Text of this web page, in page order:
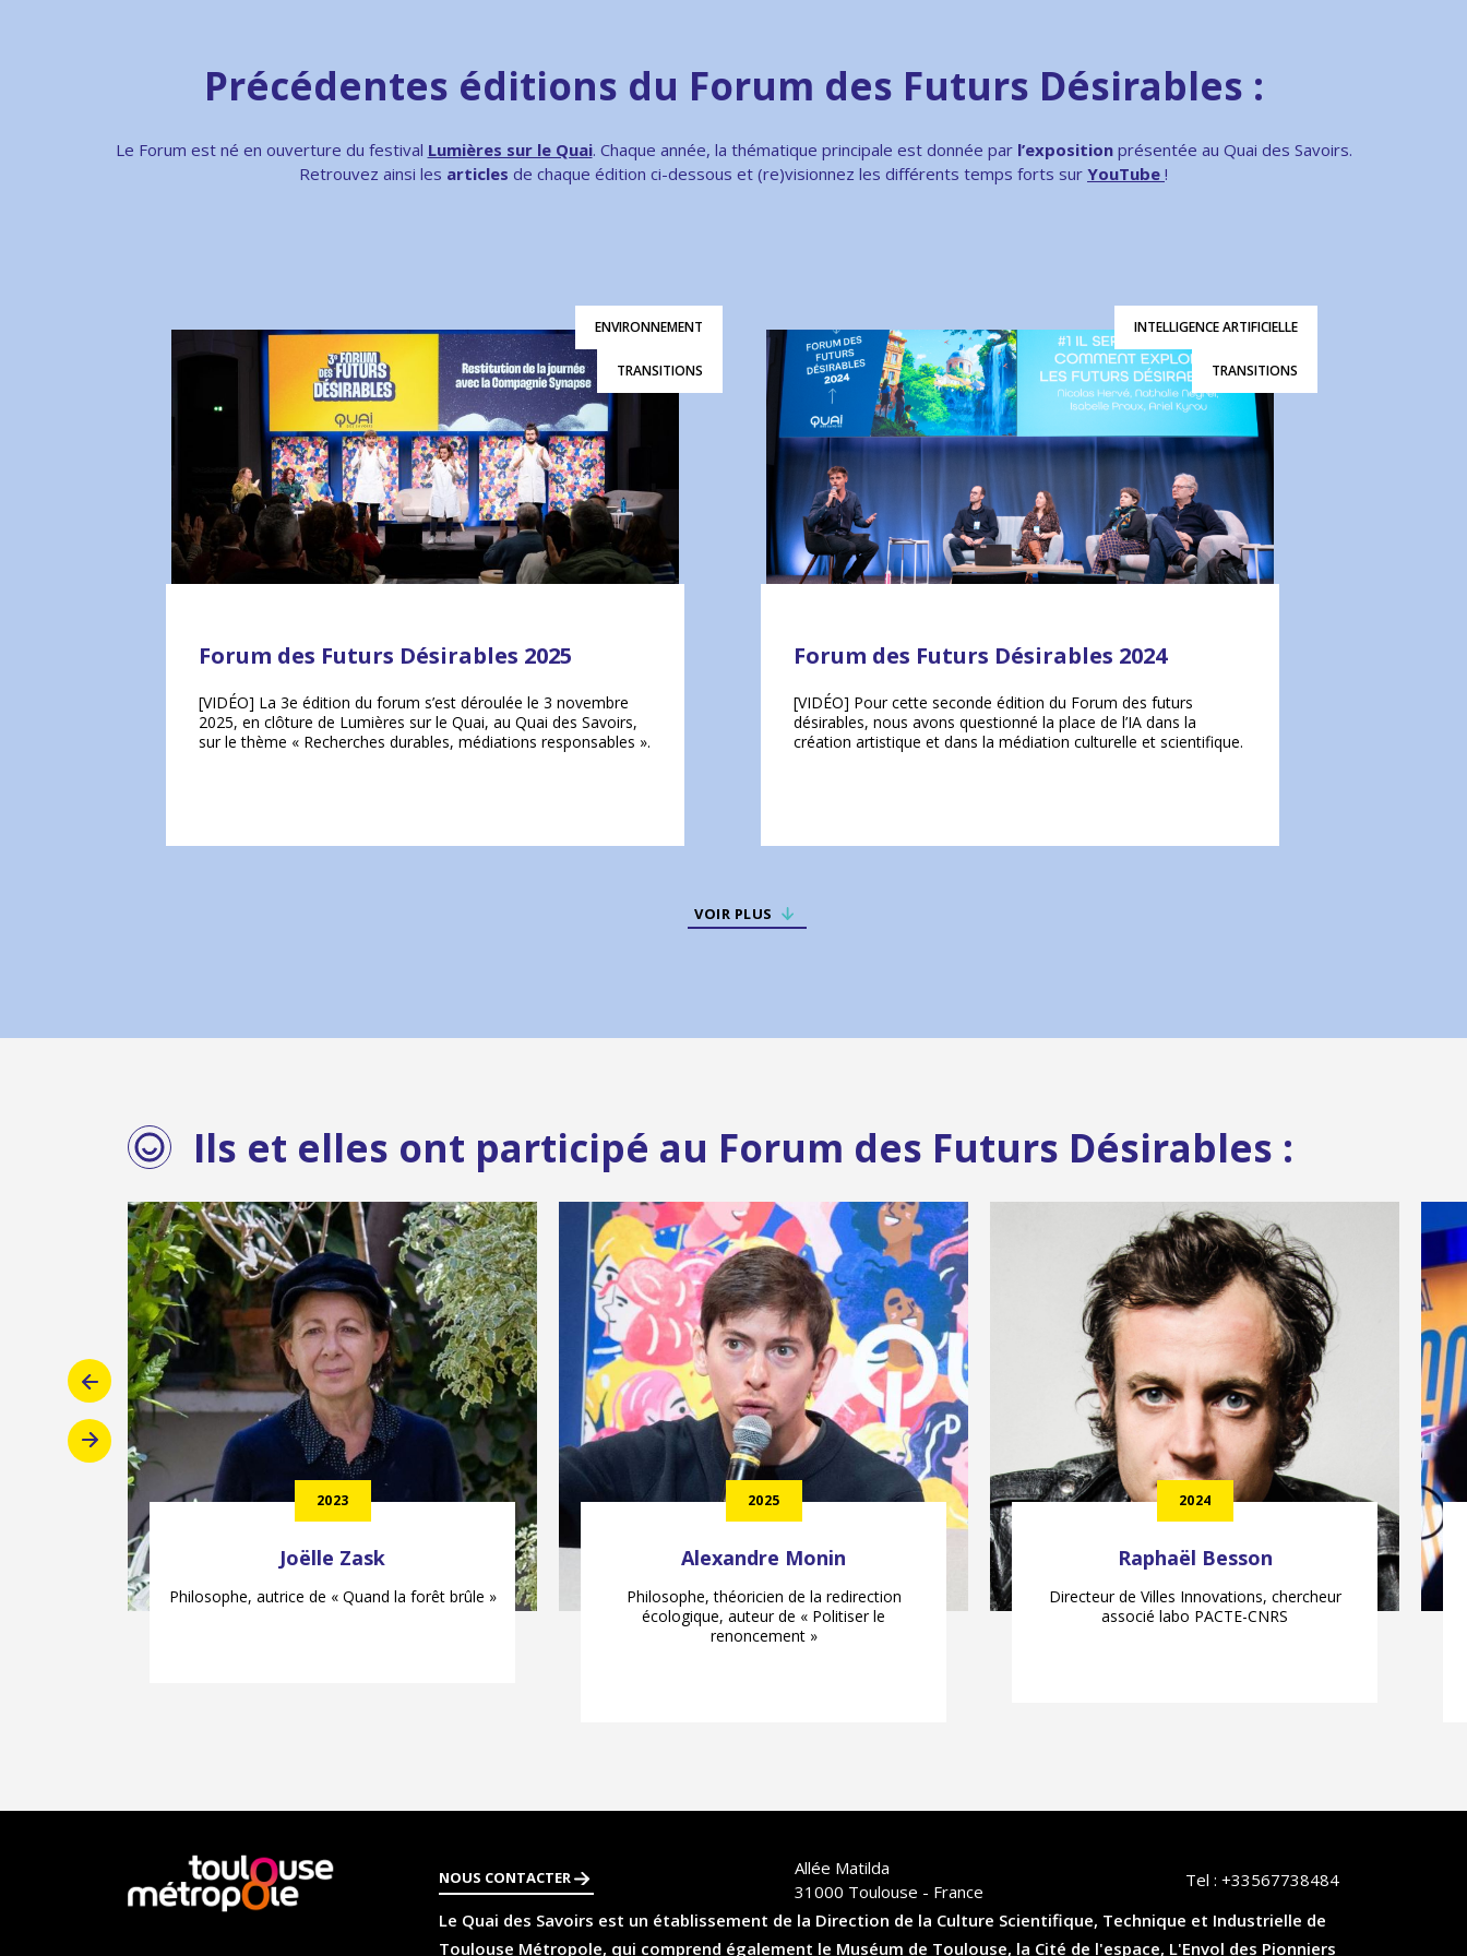
Précédentes éditions du Forum des Futurs Désirables :
Le Forum est né en ouverture du festival Lumières sur le Quai. Chaque année, la thématique principale est donnée par l’exposition présentée au Quai des Savoirs.
Retrouvez ainsi les articles de chaque édition ci-dessous et (re)visionnez les différents temps forts sur YouTube !
ENVIRONNEMENT
TRANSITIONS
Forum des Futurs Désirables 2025
[VIDÉO] La 3e édition du forum s’est déroulée le 3 novembre
2025, en clôture de Lumières sur le Quai, au Quai des Savoirs,
sur le thème « Recherches durables, médiations responsables ».
INTELLIGENCE ARTIFICIELLE
TRANSITIONS
Forum des Futurs Désirables 2024
[VIDÉO] Pour cette seconde édition du Forum des futurs
désirables, nous avons questionné la place de l’IA dans la
création artistique et dans la médiation culturelle et scientifique.
VOIR PLUS
Ils et elles ont participé au Forum des Futurs Désirables :
Joëlle Zask
2023
Philosophe, autrice de « Quand la forêt brûle »
Alexandre Monin
2025
Philosophe, théoricien de la redirection
écologique, auteur de « Politiser le
renoncement »
Raphaël Besson
2024
Directeur de Villes Innovations, chercheur
associé labo PACTE-CNRS
En
savoir
plus
NOUS CONTACTER
Allée Matilda
31000 Toulouse - France
Tel : +33567738484
Le Quai des Savoirs est un établissement de la Direction de la Culture Scientifique, Technique et Industrielle de
Toulouse Métropole, qui comprend également le Muséum de Toulouse, la Cité de l'espace, L'Envol des Pionniers